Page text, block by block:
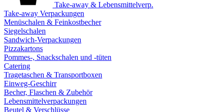
Take-away & Lebensmittelverp.
Take-away Verpackungen
Menüschalen & Feinkostbecher
Siegelschalen
Sandwich-Verpackungen
Pizzakartons
Pommes-, Snackschalen und -tüten
Catering
Tragetaschen & Transportboxen
Einweg-Geschirr
Becher, Flaschen & Zubehör
Lebensmittelverpackungen
Beutel & Verschlüsse